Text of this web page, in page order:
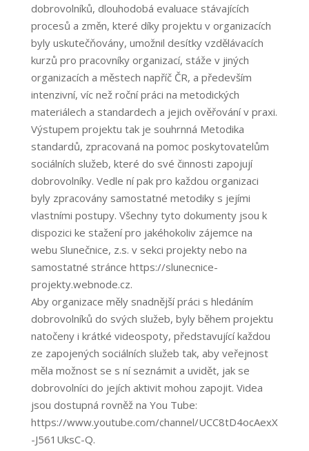
dobrovolníků, dlouhodobá evaluace stávajících
procesů a změn, které díky projektu v organizacích
byly uskutečňovány, umožnil desítky vzdělávacích
kurzů pro pracovníky organizací, stáže v jiných
organizacích a městech napříč ČR, a především
intenzivní, víc než roční práci na metodických
materiálech a standardech a jejich ověřování v praxi.
Výstupem projektu tak je souhrnná Metodika
standardů, zpracovaná na pomoc poskytovatelům
sociálních služeb, které do své činnosti zapojují
dobrovolníky. Vedle ní pak pro každou organizaci
byly zpracovány samostatné metodiky s jejími
vlastními postupy. Všechny tyto dokumenty jsou k
dispozici ke stažení pro jakéhokoliv zájemce na
webu Slunečnice, z.s. v sekci projekty nebo na
samostatné stránce https://slunecnice-
projekty.webnode.cz.
Aby organizace měly snadnější práci s hledáním
dobrovolníků do svých služeb, byly během projektu
natočeny i krátké videospoty, představující každou
ze zapojených sociálních služeb tak, aby veřejnost
měla možnost se s ní seznámit a uvidět, jak se
dobrovolníci do jejích aktivit mohou zapojit. Videa
jsou dostupná rovněž na You Tube:
https://www.youtube.com/channel/UCC8tD4ocAexX
-J561UksC-Q.